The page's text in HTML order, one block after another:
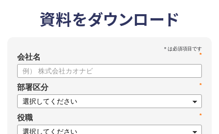
資料をダウンロード
*
会社名
*
部署区分
*
役職